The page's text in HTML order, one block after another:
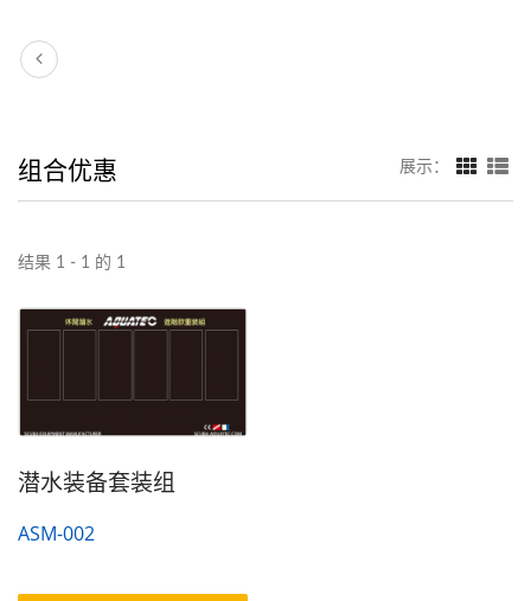
组合优惠 展示：
结果 1 - 1 的 1
潜水装备套装组
ASM-002